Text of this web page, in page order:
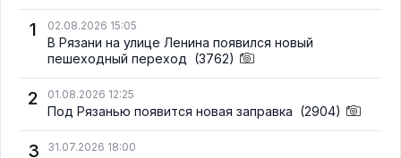
1
02.08.2026 15:05
В Рязани на улице Ленина появился новый
пешеходный переход (3762)
2 01.08.2026 12:25
Под Рязанью появится новая заправка (2904)
3 31.07.2026 18:00